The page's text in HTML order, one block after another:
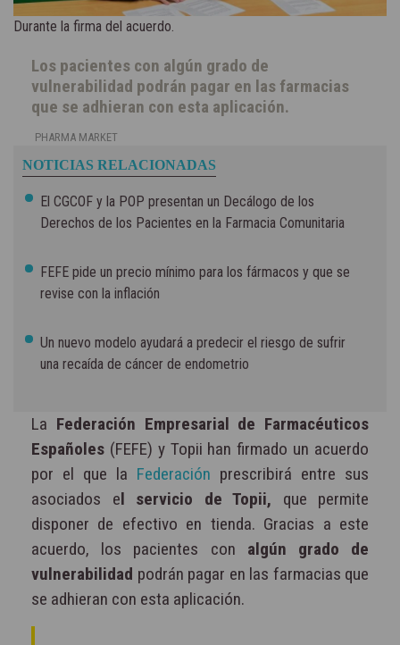
Durante la firma del acuerdo.
Los pacientes con algún grado de
vulnerabilidad podrán pagar en las farmacias
que se adhieran con esta aplicación.
PHARMA MARKET
NOTICIAS RELACIONADAS
El CGCOF y la POP presentan un Decálogo de los
Derechos de los Pacientes en la Farmacia Comunitaria
FEFE pide un precio mínimo para los fármacos y que se
revise con la inflación
Un nuevo modelo ayudará a predecir el riesgo de sufrir
una recaída de cáncer de endometrio
La Federación Empresarial de Farmacéuticos
Españoles (FEFE) y Topii han firmado un acuerdo
por el que la Federación prescribirá entre sus
asociados el servicio de Topii, que permite
disponer de efectivo en tienda. Gracias a este
acuerdo, los pacientes con algún grado de
vulnerabilidad podrán pagar en las farmacias que
se adhieran con esta aplicación.